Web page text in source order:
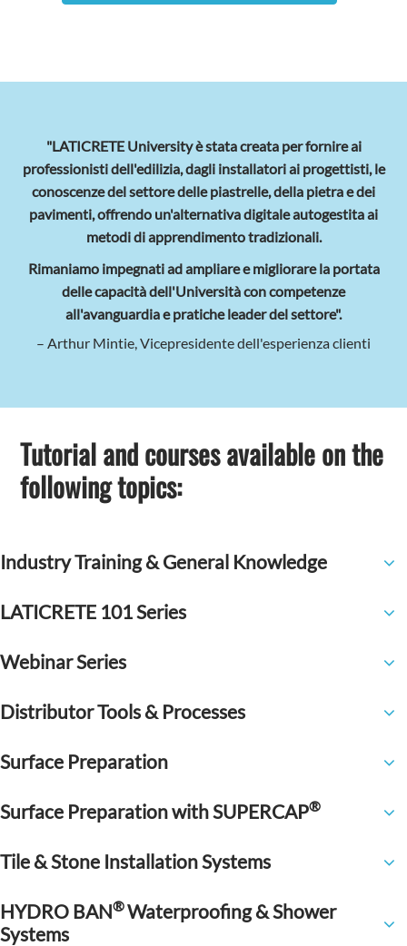
"LATICRETE University è stata creata per fornire ai
professionisti dell'edilizia, dagli installatori ai progettisti, le
conoscenze del settore delle piastrelle, della pietra e dei
pavimenti, offrendo un'alternativa digitale autogestita ai
metodi di apprendimento tradizionali.
Rimaniamo impegnati ad ampliare e migliorare la portata
delle capacità dell'Università con competenze
all'avanguardia e pratiche leader del settore".
– Arthur Mintie, Vicepresidente dell'esperienza clienti
Tutorial and courses available on the
following topics:
Industry Training & General Knowledge
LATICRETE 101 Series
Webinar Series
Distributor Tools & Processes
Surface Preparation
Surface Preparation with SUPERCAP®
Tile & Stone Installation Systems
HYDRO BAN®Waterproofing & Shower
Systems